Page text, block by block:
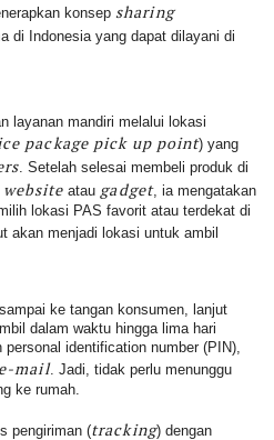
konsep sharing
di Indonesia yang dapat dilayani di
layanan mandiri melalui lokasi
package pick up point) yang
. Setelah selesai membeli produk di
website atau gadget, ia mengatakan
lokasi PAS favorit atau terdekat di
akan menjadi lokasi untuk ambil
ke tangan konsumen, lanjut
dalam waktu hingga lima hari
identification number (PIN),
e-mail. Jadi, tidak perlu menunggu
ke rumah.
pengiriman (tracking) dengan